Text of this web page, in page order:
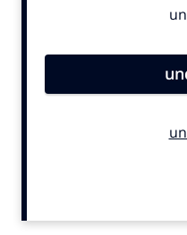
Contentmarketing